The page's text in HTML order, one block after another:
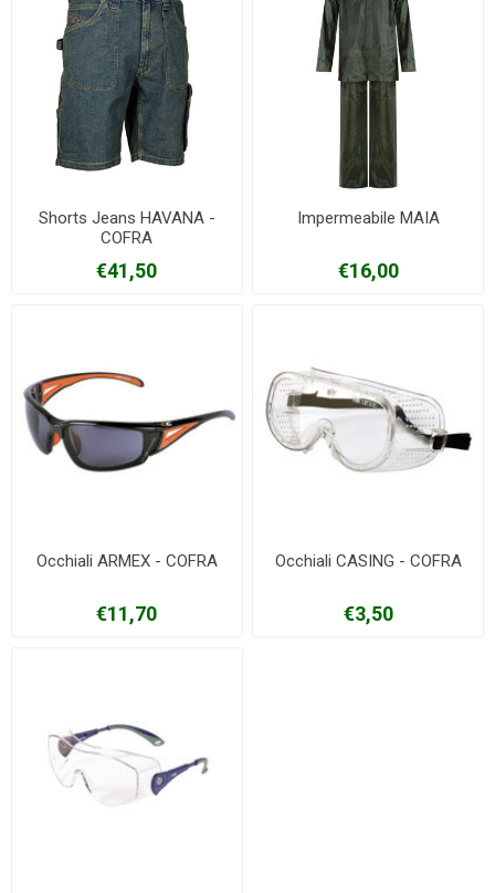
Shorts Jeans HAVANA -
COFRA
€41,50
Impermeabile MAIA
€16,00
Occhiali ARMEX - COFRA
€11,70
Occhiali CASING - COFRA
€3,50